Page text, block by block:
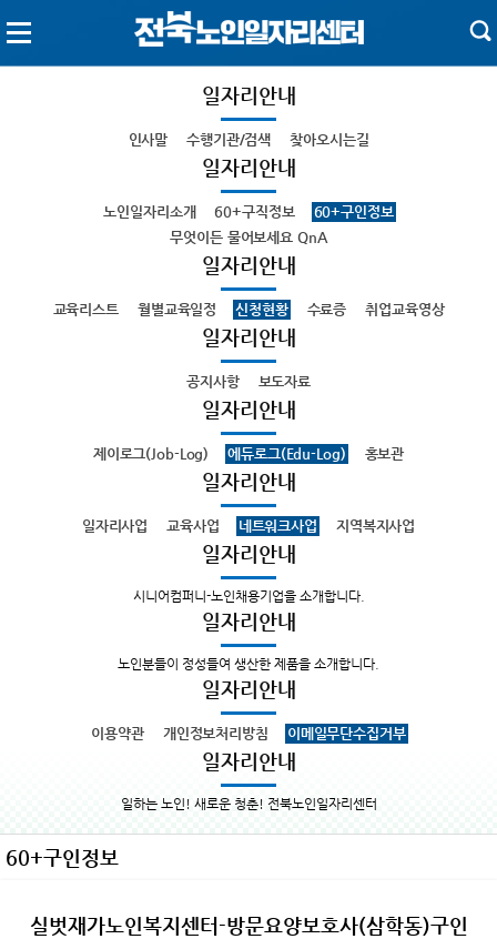
일자리안내
인사말 수행기관/검색 찾아오시는길
일자리안내
노인일자리소개 60+구직정보
60+구인정보
무엇이든 물어보세요 QnA
일자리안내
교육리스트 월별교육일정 신청현황 수료증 취업교육영상
일자리안내
공지사항 보도자료
일자리안내
제이로그(Job-Log) 에듀로그(Edu-Log) 홍보관
일자리안내
일자리사업 교육사업 네트워크사업 지역복지사업
일자리안내
시니어컴퍼니-노인채용기업을 소개합니다.
일자리안내
노인분들이 정성들여 생산한 제품을 소개합니다.
일자리안내
이용약관 개인정보처리방침 이메일무단수집거부
일자리안내
일하는 노인! 새로운 청춘! 전북노인일자리센터
60+구인정보
실벗재가노인복지센터-방문요양보호사(삼학동)구인